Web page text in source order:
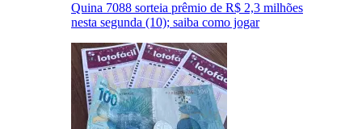
Quina 7088 sorteia prêmio de R$ 2,3 milhões
nesta segunda (10); saiba como jogar